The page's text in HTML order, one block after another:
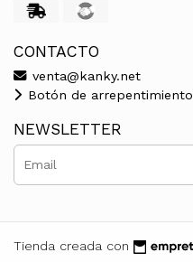
CONTACTO
venta@kanky.net
Botón de arrepentimiento
NEWSLETTER
Tienda creada con